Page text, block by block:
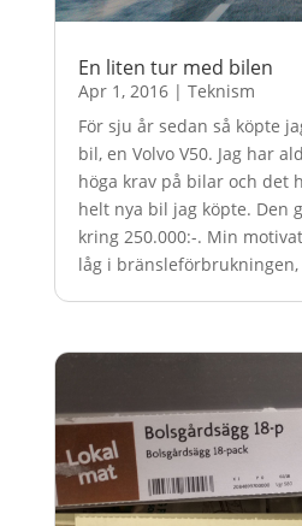
En liten tur med bilen
Apr 1, 2016| Teknism
För sju år sedan så köpte
bil, en Volvo V50. Jag har
höga krav på bilar och det
helt nya bil jag köpte. Den
kring 250.000:-. Min
låg i bränsleförbrukningen,